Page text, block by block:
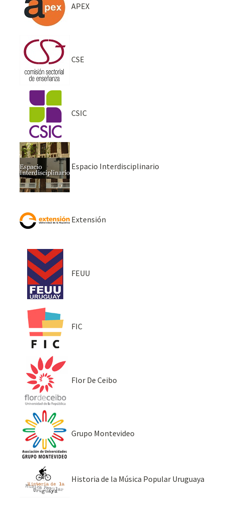
APEX
CSE
CSIC
Espacio Interdisciplinario
Extensión
FEUU
FIC
Flor De Ceibo
Grupo Montevideo
Historia de la Música Popular Uruguaya